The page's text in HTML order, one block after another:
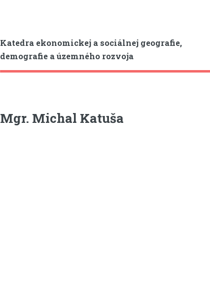
Katedra ekonomickej a sociálnej geografie,
demografie a územného rozvoja
Mgr. Michal Katuša